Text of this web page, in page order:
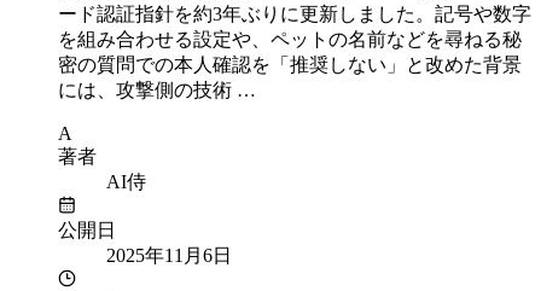
ード認証指針を約3年ぶりに更新しました。記号や数字
を組み合わせる設定や、ペットの名前などを尋ねる秘
密の質問での本人確認を「推奨しない」と改めた背景
には、攻撃側の技術 …
A
著者
AI侍
公開日
2025年11月6日